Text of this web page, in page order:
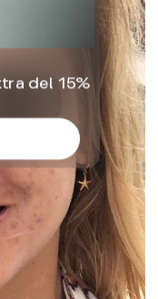
del 15%